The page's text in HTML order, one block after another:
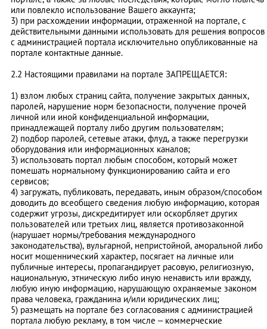
или повлекло использование Вашего аккаунта;
3) при расхождении информации, отраженной на портале, с
действительными данными использовать для решения вопросов
с администрацией портала исключительно опубликованные на
портале контактные данные.
2.2 Настоящими правилами на портале ЗАПРЕЩАЕТСЯ:
1) взлом любых страниц сайта, получение закрытых данных,
паролей, нарушение норм безопасности, получение прочей
личной или иной конфиденциальной информации,
принадлежащей порталу либо другим пользователям;
2) подбор паролей, сетевые атаки, флуд, а также перегрузки
оборудования или информационных каналов;
3) использовать портал любым способом, который может
помешать нормальному функционированию сайта и его
сервисов;
4) загружать, публиковать, передавать, иным образом/способом
доводить до всеобщего сведения любую информацию, которая
содержит угрозы, дискредитирует или оскорбляет других
пользователей или третьих лиц, является противозаконной
(нарушает нормы/требования международного
законодательства), вульгарной, непристойной, аморальной либо
носит мошеннический характер, посягает на личные или
публичные интересы, пропагандирует расовую, религиозную,
национальную, этническую либо иную ненависть или вражду,
любую иную информацию, нарушающую охраняемые законом
права человека, гражданина и/или юридических лиц;
5) размещать на портале без согласования с администрацией
портала любую рекламу, в том числе – коммерческие